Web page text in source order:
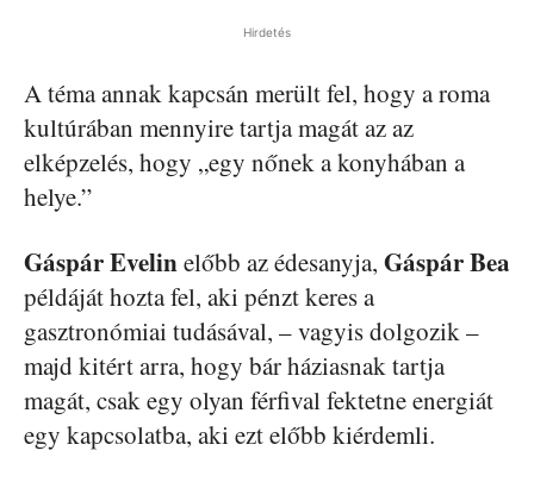
Hirdetés
A téma annak kapcsán merült fel, hogy a roma
kultúrában mennyire tartja magát az az
elképzelés, hogy „egy nőnek a konyhában a
helye.”
Gáspár Evelinelőbb az édesanyja, Gáspár Bea
példáját hozta fel, aki pénzt keres a
gasztronómiai tudásával, – vagyis dolgozik –
majd kitért arra, hogy bár háziasnak tartja
magát, csak egy olyan férfival fektetne energiát
egy kapcsolatba, aki ezt előbb kiérdemli.